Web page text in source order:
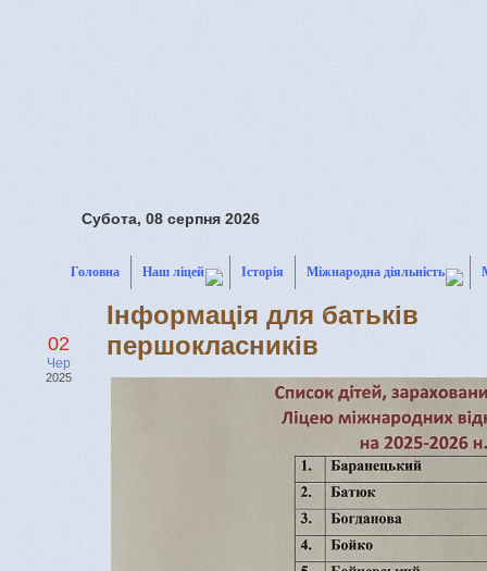
Субота, 08 серпня 2026
Головна Наш ліцей Історія Міжнародна діяльність
02
Чер
2025
Інформація для батьків
першокласників